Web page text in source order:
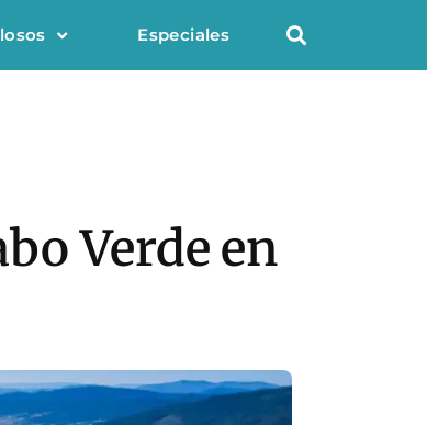
Especiales
Verde en